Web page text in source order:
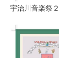
宇治川音楽祭